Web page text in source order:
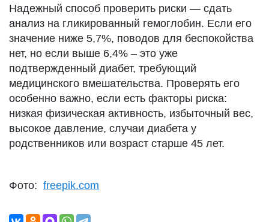
Надежный способ проверить риски — сдать
анализ на гликированный гемоглобин. Если его
значение ниже 5,7%, поводов для беспокойства
нет, но если выше 6,4% – это уже
подтвержденный диабет, требующий
медицинского вмешательства. Проверять его
особенно важно, если есть факторы риска:
низкая физическая активность, избыточный вес,
высокое давление, случаи диабета у
родственников или возраст старше 45 лет.
Фото: freepik.com